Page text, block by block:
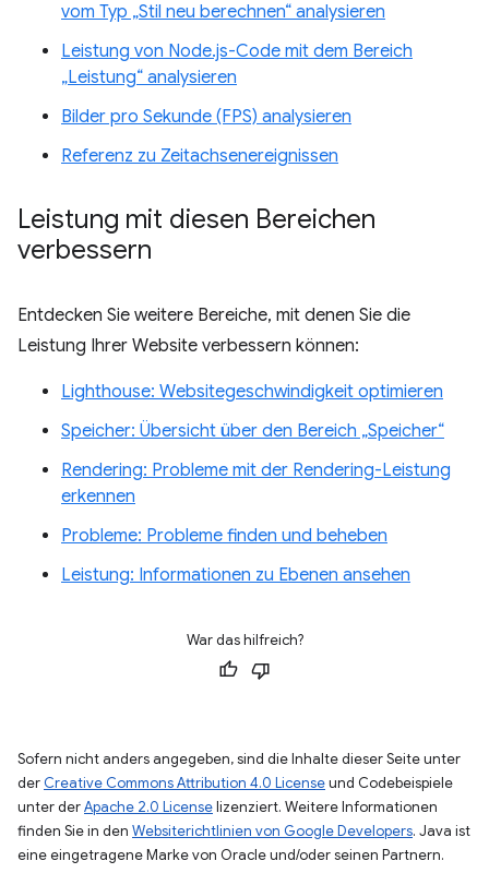
vom Typ „Stil neu berechnen“ analysieren
Leistung von Node.js-Code mit dem Bereich
„Leistung“ analysieren
Bilder pro Sekunde (FPS) analysieren
Referenz zu Zeitachsenereignissen
Leistung mit diesen Bereichen
verbessern
Entdecken Sie weitere Bereiche, mit denen Sie die
Leistung Ihrer Website verbessern können:
Lighthouse: Websitegeschwindigkeit optimieren
Speicher: Übersicht über den Bereich „Speicher“
Rendering: Probleme mit der Rendering-Leistung
erkennen
Probleme: Probleme finden und beheben
Leistung: Informationen zu Ebenen ansehen
War das hilfreich?
Sofern nicht anders angegeben, sind die Inhalte dieser Seite unter
der Creative Commons Attribution 4.0 Licenseund Codebeispiele
unter derApache 2.0 Licenselizenziert. Weitere Informationen
finden Sie in den Websiterichtlinien von Google Developers. Java ist
eine eingetragene Marke von Oracle und/oder seinen Partnern.